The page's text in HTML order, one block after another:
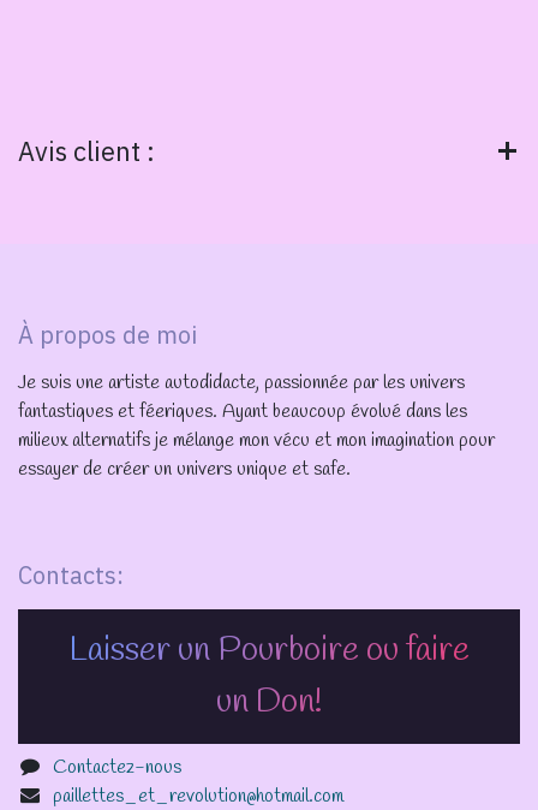
Avis client :
À propos de moi
Je suis une artiste autodidacte, passionnée par les univers
fantastiques et féeriques. Ayant beaucoup évolué dans les
milieux alternatifs je mélange mon vécu et mon imagination pour
essayer de créer un univers unique et safe.
Contacts:
Laisser un Pourboire ou faire
un Don!
Contactez-nous
paillettes_et_revolution@hotmail.com